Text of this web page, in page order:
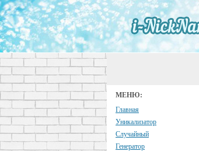
МЕНЮ:
Главная
Уникализатор
Случайный
Генератор